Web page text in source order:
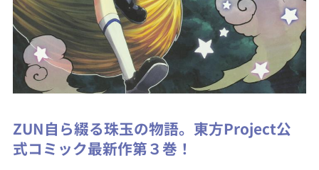
ZUN自ら綴る珠玉の物語。東方Project公
式コミック最新作第３巻！